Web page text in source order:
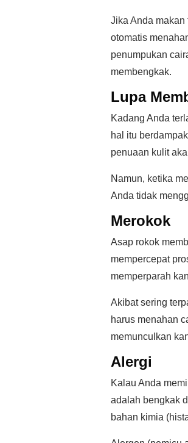
Jika Anda
otomatis
penumpukan
membengkak.
Lupa
Kadang Anda
hal itu
penuaan kulit
Namun, ketika
Anda tidak
Merokok
Asap rokok
mempercepat
memperparah
Akibat sering
harus menahan
memunculkan
Alergi
Kalau Anda
adalah bengkak
bahan kimia